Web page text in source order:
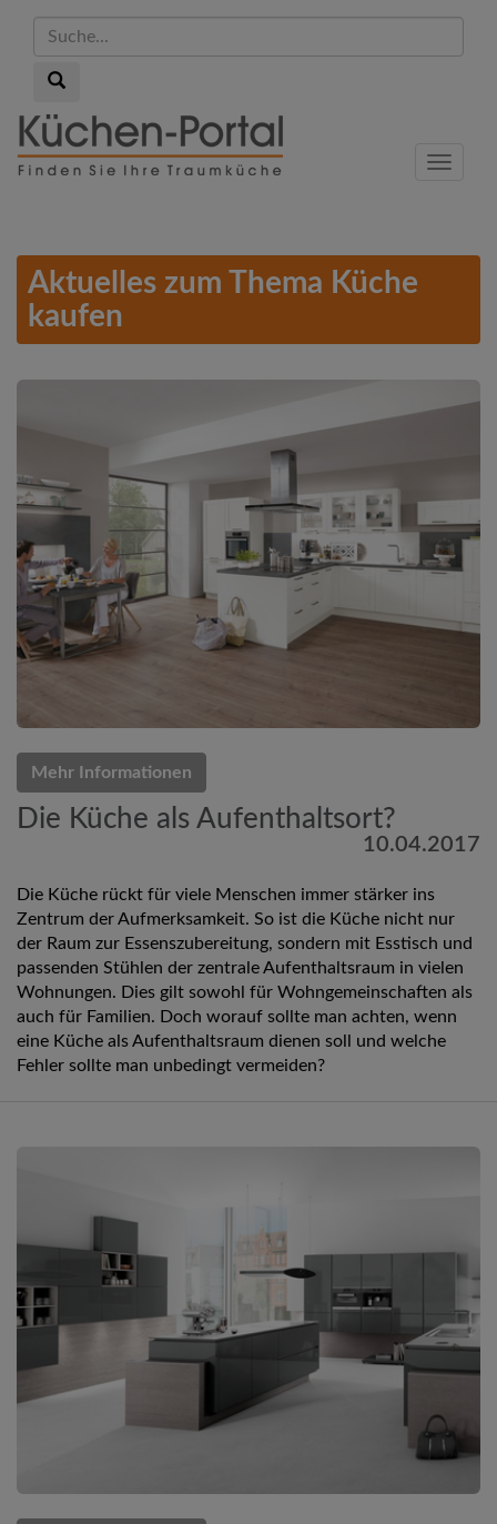
Suche...
Skip
to
main
Menu
Aktuelles zum Thema Küche
kaufen
Mehr Informationen
Die Küche als Aufenthaltsort?
10.04.2017
Die Küche rückt für viele Menschen immer stärker ins
Zentrum der Aufmerksamkeit. So ist die Küche nicht nur
der Raum zur Essenszubereitung, sondern mit Esstisch und
passenden Stühlen der zentrale Aufenthaltsraum in vielen
Wohnungen. Dies gilt sowohl für Wohngemeinschaften als
auch für Familien. Doch worauf sollte man achten, wenn
eine Küche als Aufenthaltsraum dienen soll und welche
Fehler sollte man unbedingt vermeiden?